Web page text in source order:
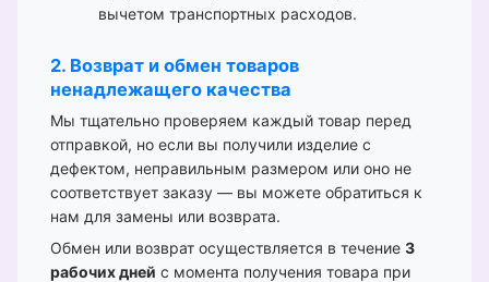
вычетом транспортных расходов.
2. Возврат и обмен товаров
ненадлежащего качества
Мы тщательно проверяем каждый товар перед
отправкой, но если вы получили изделие с
дефектом, неправильным размером или оно не
соответствует заказу — вы можете обратиться к
нам для замены или возврата.
Обмен или возврат осуществляется в течение 3
рабочих дней с момента получения товара при